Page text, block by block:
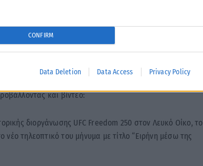
CONFIRM
Data Deletion Data Access Privacy Policy
γιορτή στον Λευκό Οίκο, δένοντας τα σχέδια του με
και βίντεο:
διοργάνωσης UFC Freedom 250 στον Λευκό Οίκο, το
τηλεοπτικό του μήνυμα με τίτλο “Ειρήνη μέσω της